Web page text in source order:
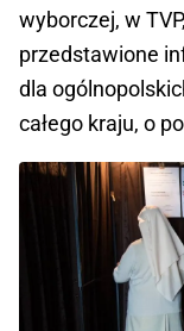
wyborczej, w
przedstawione
dla
całego kraju, o